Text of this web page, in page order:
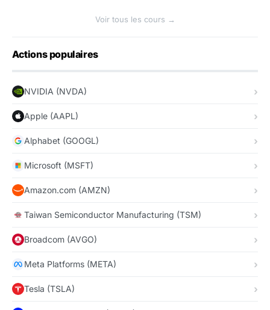
Voir tous les cours →
Actions populaires
NVIDIA (NVDA)
Apple (AAPL)
Alphabet (GOOGL)
Microsoft (MSFT)
Amazon.com (AMZN)
Taiwan Semiconductor Manufacturing (TSM)
Broadcom (AVGO)
Meta Platforms (META)
Tesla (TSLA)